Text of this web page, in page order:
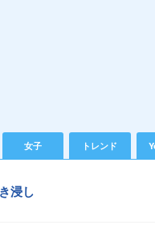
女子 トレンド
浸し